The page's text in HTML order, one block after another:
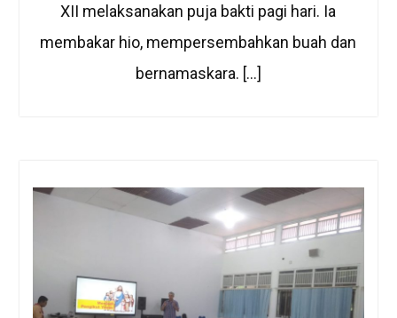
XII melaksanakan puja bakti pagi hari. Ia
membakar hio, mempersembahkan buah dan
bernamaskara. […]